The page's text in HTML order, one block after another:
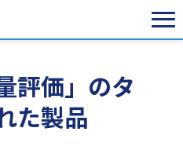
評価」のタ
た製品